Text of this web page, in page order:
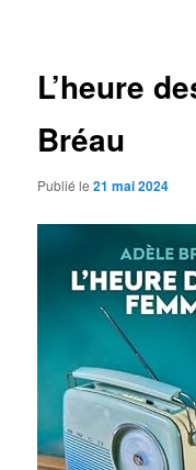
L’heure
Bréau
Publié le21 mai 2024